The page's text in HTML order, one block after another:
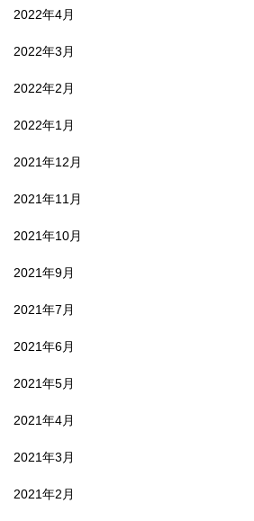
2022年4月
2022年3月
2022年2月
2022年1月
2021年12月
2021年11月
2021年10月
2021年9月
2021年7月
2021年6月
2021年5月
2021年4月
2021年3月
2021年2月